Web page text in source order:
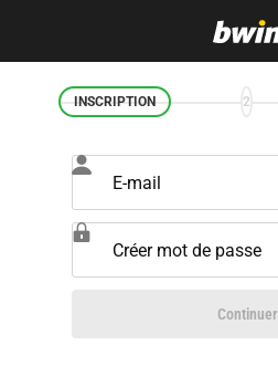
INSCRIPTION 2
E-mail
Créer mot de passe
Continuer